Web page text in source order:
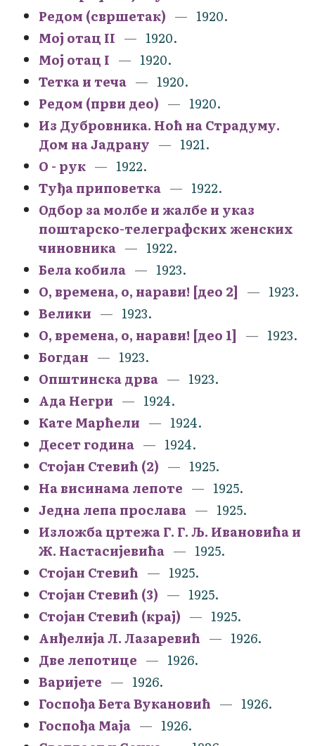
Редом (свршетак)
1920.
Мој отац II
1920.
Мој отац I
1920.
Тетка и теча
1920.
Редом (први део)
1920.
Из Дубровника. Ноћ на Страдуму.
Дом на Јадрану
1921.
О - рук
1922.
Туђа приповетка
1922.
Одбор за молбе и жалбе и указ
поштарско-телеграфских женских
чиновника
1922.
Бела кобила
1923.
О, времена, о, нарави! [део 2]
1923.
Велики
1923.
О, времена, о, нарави! [део 1]
1923.
Богдан
1923.
Општинска дрва
1923.
Ада Негри
1924.
Кате Марћели
1924.
Десет година
1924.
Стојан Стевић (2)
1925.
На висинама лепоте
1925.
Једна лепа прослава
1925.
Изложба цртежа Г. Г. Љ. Ивановића и
Ж. Настасијевића
1925.
Стојан Стевић
1925.
Стојан Стевић (3)
1925.
Стојан Стевић (крај)
1925.
Анђелија Л. Лазаревић
1926.
Две лепотице
1926.
Варијете
1926.
Госпођа Бета Вукановић
1926.
Госпођа Маја
1926.